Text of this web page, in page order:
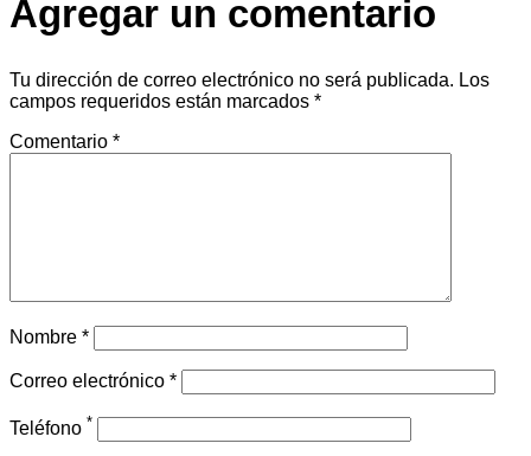
Agregar un comentario
Tu dirección de correo electrónico no será publicada. Los
campos requeridos están marcados *
Comentario *
Nombre *
Correo electrónico *
Teléfono *